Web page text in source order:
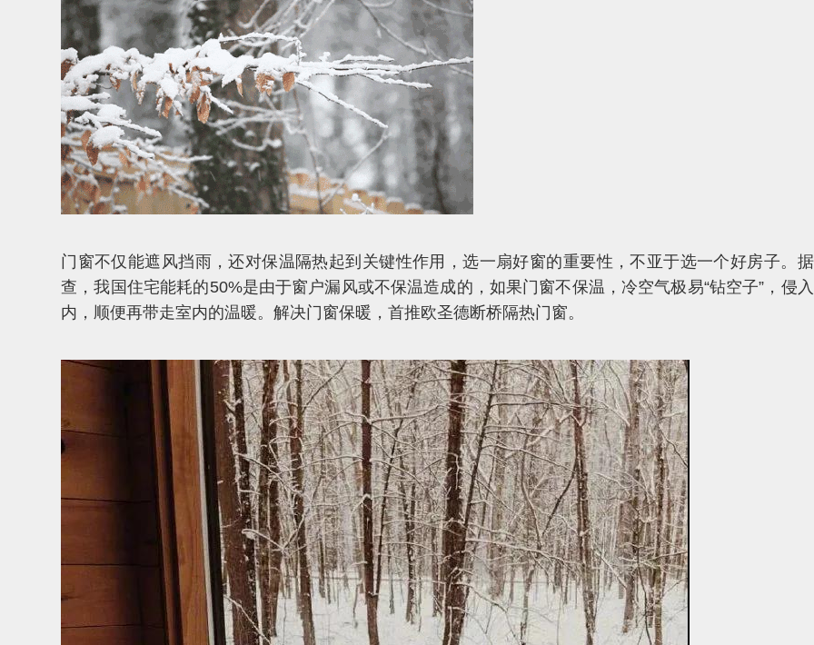
门窗不仅能遮风挡雨，还对保温隔热起到关键性作用，选一扇好窗的重要性，不亚于选一个好房子。
查，我国住宅能耗的50%是由于窗户漏风或不保温造成的，如果门窗不保温，冷空气极易“钻空子”，侵
内，顺便再带走室内的温暖。解决门窗保暖，首推欧圣德断桥隔热门窗。